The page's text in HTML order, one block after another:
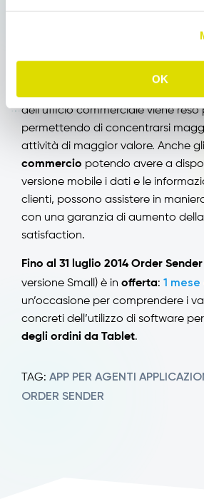
OK
Commercio
software
dell’ufficio commerciale viene reso
permettendo di concentrarsi
attività di maggior valore. Anche gli
commercio potendo avere a
versione mobile i dati e le
clienti, possono assistere in
con una garanzia di aumento
satisfaction.
Fino al 31 luglio 2014 Order Sender
versione Small) è in offerta: 1
un’occasione per comprendere i
concreti dell’utilizzo di software
degli ordini da Tablet.
TAG: APP PER AGENTI
ORDER SENDER